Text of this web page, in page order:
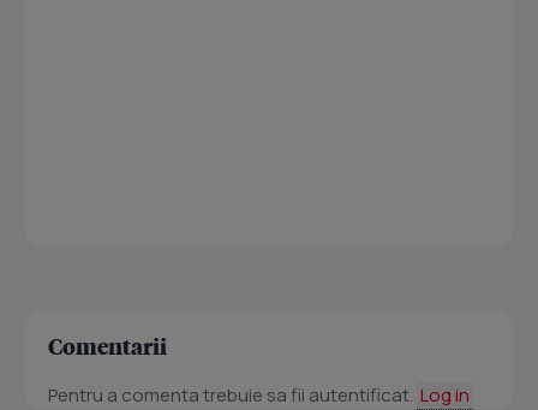
Comentarii
Pentru a comenta trebuie sa fii autentificat. Log in